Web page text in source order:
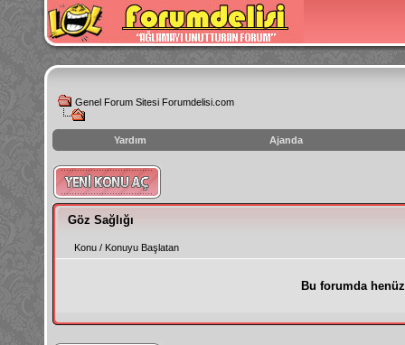
Genel Forum Sitesi Forumdelisi.com
Yardım Ajanda
instagram
izlenme
hilesi
Göz Sağlığı
Konu / Konuyu Başlatan
Bu forumda